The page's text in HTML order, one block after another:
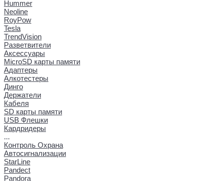
Hummer
Neoline
RoyPow
Tesla
TrendVision
Разветвители
Аксессуары
MicroSD карты памяти
Адаптеры
Алкотестеры
Динго
Держатели
Кабеля
SD карты памяти
USB Флешки
Кардридеры
...
Контроль Охрана
Автосигнализации
StarLine
Pandect
Pandora